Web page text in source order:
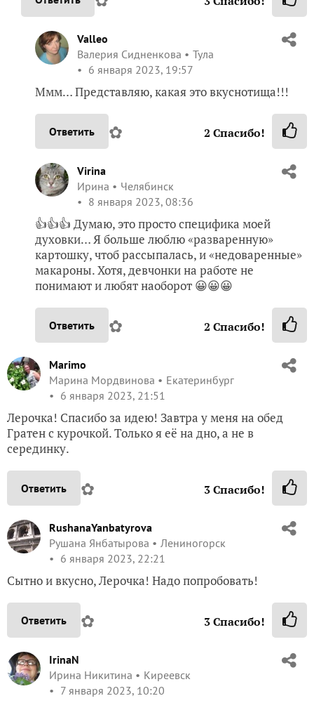
Valleo
Валерия Сидненкова
Тула
6 января 2023, 19:57
Ммм… Представляю, какая это вкуснотища!!!
Ответить ✿ 2 Спасибо!
Virina
Ирина
Челябинск
8 января 2023, 08:36
👍👍👍 Думаю, это просто специфика моей
духовки… Я больше люблю «разваренную»
картошку, чтоб рассыпалась, и «недоваренные»
макароны. Хотя, девчонки на работе не
понимают и любят наоборот 😀😀😀
Ответить ✿ 2 Спасибо!
Marimo
Марина Мордвинова
Екатеринбург
6 января 2023, 21:51
Лерочка! Спасибо за идею! Завтра у меня на обед
Гратен с курочкой. Только я её на дно, а не в
серединку.
Ответить ✿ 3Спасибо!
RushanaYanbatyrova
Рушана Янбатырова
Лениногорск
6 января 2023, 22:21
Сытно и вкусно, Лерочка! Надо попробовать!
Ответить ✿ 3Спасибо!
IrinaN
Ирина Никитина
Киреевск
7 января 2023, 10:20